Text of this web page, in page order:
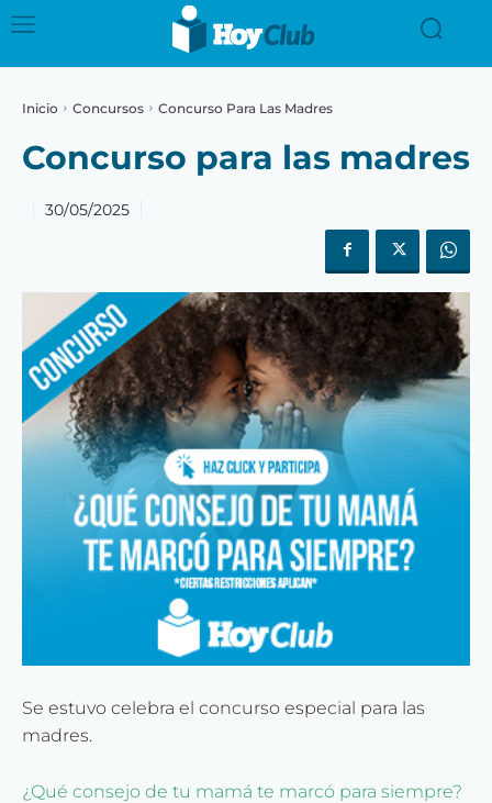
Inicio Concursos Concurso Para Las Madres
Concurso para las madres
30/05/2025
Se estuvo celebra el concurso especial para las
madres.
¿Qué consejo de tu mamá te marcó para siempre?